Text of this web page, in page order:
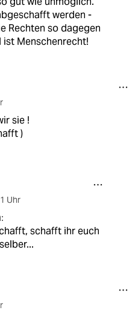
werden -
Rechten so dagegen
ist Menschenrecht!
sie !
)
Uhr
schafft ihr euch